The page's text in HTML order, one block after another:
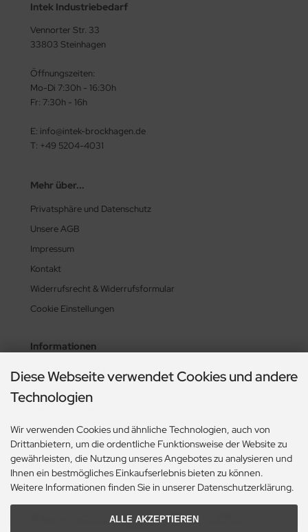
Intek Industriebedarf
Vennorter Str. 33
33803 Steinhagen
Öffnungszeiten:
Mo-Di 7:30h - 16:30h
Fr: 7:30h - 16h
E: info@intek-brockhagen.de
T: +49 5204-4031
Mehr über...
Privatsphäre und Datenschutz
Unsere AGB
Impressum
Kontakt
Widerrufsrecht & Widerrufsformular
Cookie Einstellungen
Informationen
Zahlung & Versand
Lieferzeit & Lieferbedingungen
Historie? Fehlanzeige!
Aktionsheft Sommer 2026
Zahlungsmethoden
Diese Webseite verwendet Cookies und andere
Technologien
Wir verwenden Cookies und ähnliche Technologien, auch von
Drittanbietern, um die ordentliche Funktionsweise der Website zu
gewährleisten, die Nutzung unseres Angebotes zu analysieren und
Ihnen ein bestmögliches Einkaufserlebnis bieten zu können.
Weitere Informationen finden Sie in unserer Datenschutzerklärung.
ALLE AKZEPTIEREN